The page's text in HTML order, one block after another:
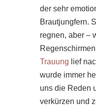
der sehr
Brautjungfern.
regnen, aber –
Trauung lief
wurde immer
uns die Reden
verkürzen und